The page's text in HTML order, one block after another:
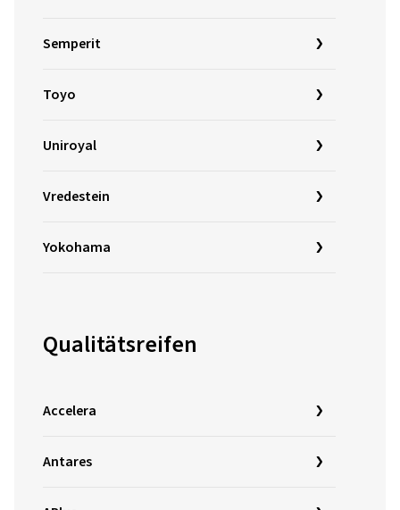
Semperit
Toyo
Uniroyal
Vredestein
Yokohama
Qualitätsreifen
Accelera
Antares